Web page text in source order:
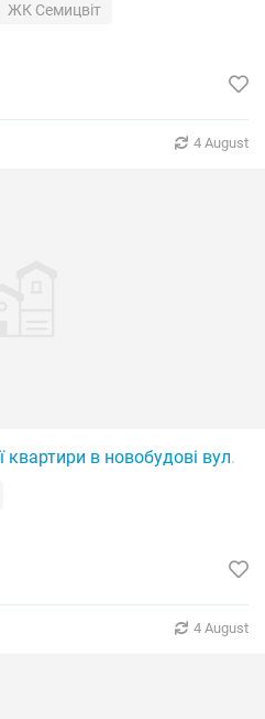
ЖК Семицвіт
4 August
квартири в новобудові вул.
4 August